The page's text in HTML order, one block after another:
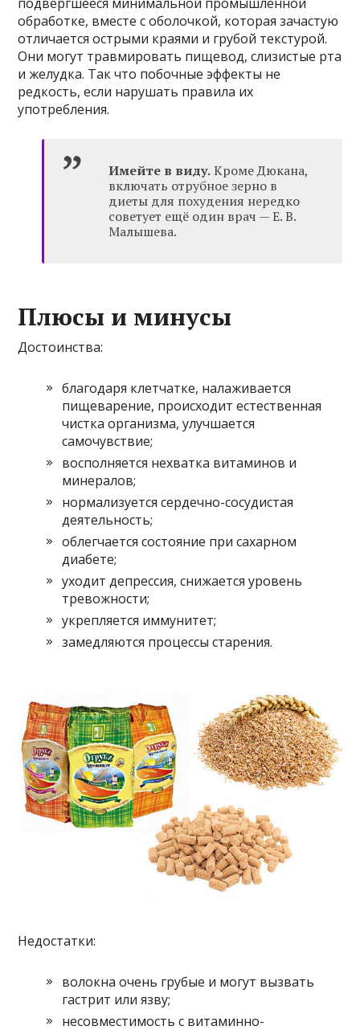
обработке, вместе с оболочкой, которая зачастую
отличается острыми краями и грубой текстурой.
Они могут травмировать пищевод, слизистые рта
и желудка. Так что побочные эффекты не
редкость, если нарушать правила их
употребления.
Имейте в виду.Кроме Дюкана,
включать отрубное зерно в
диеты для похудения нередко
советует ещё один врач — Е. В.
Малышева.
Плюсы и минусы
Достоинства:
благодаря клетчатке, налаживается
пищеварение, происходит естественная
чистка организма, улучшается
самочувствие;
восполняется нехватка витаминов и
минералов;
нормализуется сердечно-сосудистая
деятельность;
облегчается состояние при сахарном
диабете;
уходит депрессия, снижается уровень
тревожности;
укрепляется иммунитет;
замедляются процессы старения.
Недостатки:
волокна очень грубые и могут вызвать
гастрит или язву;
несовместимость с витаминно-